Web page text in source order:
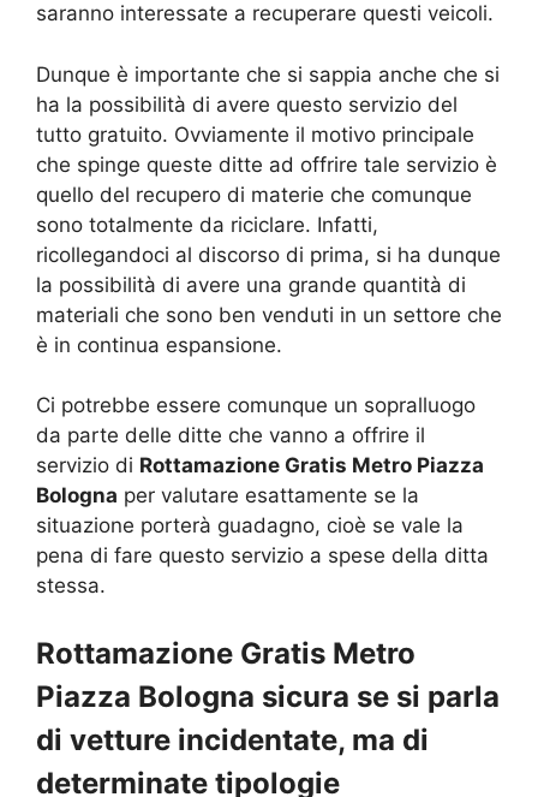
saranno interessate a recuperare questi veicoli.
Dunque è importante che si sappia anche che si
ha la possibilità di avere questo servizio del
tutto gratuito. Ovviamente il motivo principale
che spinge queste ditte ad offrire tale servizio è
quello del recupero di materie che comunque
sono totalmente da riciclare. Infatti,
ricollegandoci al discorso di prima, si ha dunque
la possibilità di avere una grande quantità di
materiali che sono ben venduti in un settore che
è in continua espansione.
Ci potrebbe essere comunque un sopralluogo
da parte delle ditte che vanno a offrire il
servizio di Rottamazione Gratis Metro Piazza
Bologna per valutare esattamente se la
situazione porterà guadagno, cioè se vale la
pena di fare questo servizio a spese della ditta
stessa.
Rottamazione Gratis Metro
Piazza Bologna sicura se si parla
di vetture incidentate, ma di
determinate tipologie